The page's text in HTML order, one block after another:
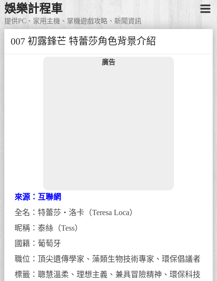
娛樂計程車
提供PC、家用主機、掌機遊戲攻略、新聞資訊
007 初露鋒芒 特蕾莎角色背景介紹
廣告
來源：互聯網
全名：特蕾莎・洛卡（Teresa Loca）
昵稱：泰絲（Tess）
國籍：葡萄牙
職位：頂尖遺傳學家、藻類生物技術專家、環保倡議者
標籤：聰慧溫柔、理想主義、兼具冒險精神、環保科技